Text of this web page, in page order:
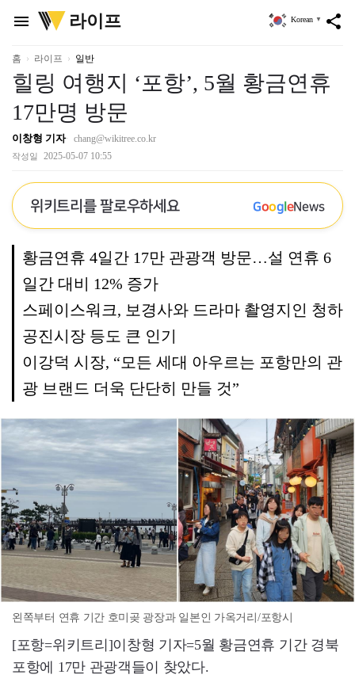
menu
위
키
리
라이프 share
Korean ▼
홈 라이프 일반
힐링 여행지 ‘포항’, 5월 황금연휴
17만명 방문
이창형 기자 chang@wikitree.co.kr
작성일 2025-05-07 10:55
위키트리를 팔로우하세요 GoogleNews
황금연휴 4일간 17만 관광객 방문…설 연휴 6
일간 대비 12% 증가
스페이스워크, 보경사와 드라마 촬영지인 청하
공진시장 등도 큰 인기
이강덕 시장, “모든 세대 아우르는 포항만의 관
광 브랜드 더욱 단단히 만들 것”
왼쪽부터 연휴 기간 호미곶 광장과 일본인 가옥거리/포항시
[포항=위키트리]이창형 기자=5월 황금연휴 기간 경북
포항에 17만 관광객들이 찾았다.